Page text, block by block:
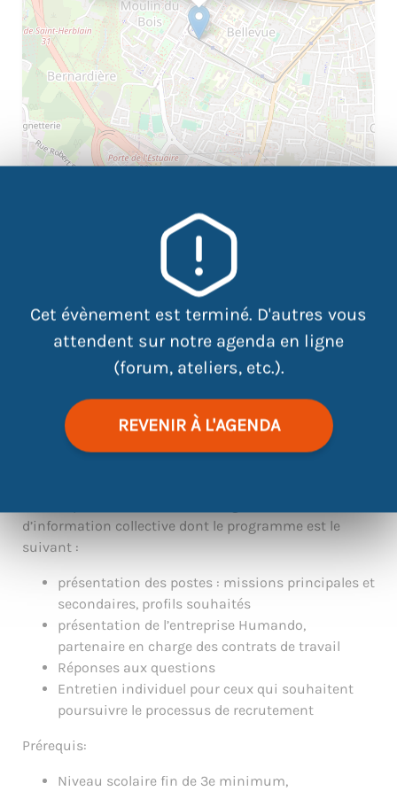
Cet évènement est terminé. D'autres vous
attendent sur notre agenda en ligne
(forum, ateliers, etc.).
REVENIR À L'AGENDA
Leaflet
La relation client vous correspond ? Le travail d’équipe
vous plait ?
Venez participer à une session de recrutement le 30
avril prochain (14h00) !
Inscription obligatoire.
Les postes proposés : vendeur stand éphémère et
d’information collective dont le programme est le
suivant :
présentation des postes : missions principales et
secondaires, profils souhaités
présentation de l’entreprise Humando,
partenaire en charge des contrats de travail
Réponses aux questions
Entretien individuel pour ceux qui souhaitent
poursuivre le processus de recrutement
Prérequis:
Niveau scolaire fin de 3e minimum,